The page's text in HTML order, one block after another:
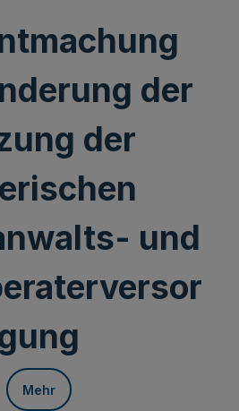
der
der
und
Mehr